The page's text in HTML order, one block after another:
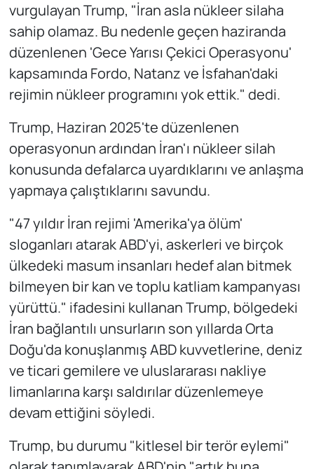
vurgulayan Trump, "İran asla nükleer silaha
sahip olamaz. Bu nedenle geçen haziranda
düzenlenen 'Gece Yarısı Çekici Operasyonu'
kapsamında Fordo, Natanz ve İsfahan'daki
rejimin nükleer programını yok ettik." dedi.
Trump, Haziran 2025'te düzenlenen
operasyonun ardından İran'ı nükleer silah
konusunda defalarca uyardıklarını ve anlaşma
yapmaya çalıştıklarını savundu.
"47 yıldır İran rejimi 'Amerika'ya ölüm'
sloganları atarak ABD'yi, askerleri ve birçok
ülkedeki masum insanları hedef alan bitmek
bilmeyen bir kan ve toplu katliam kampanyası
yürüttü." ifadesini kullanan Trump, bölgedeki
İran bağlantılı unsurların son yıllarda Orta
Doğu'da konuşlanmış ABD kuvvetlerine, deniz
ve ticari gemilere ve uluslararası nakliye
limanlarına karşı saldırılar düzenlemeye
devam ettiğini söyledi.
Trump, bu durumu "kitlesel bir terör eylemi"